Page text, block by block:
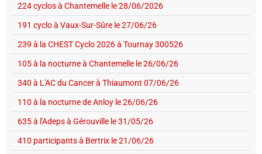
224 cyclos à Chantemelle le 28/06/2026
191 cyclo à Vaux-Sur-Sûre le 27/06/26
239 à la CHEST Cyclo 2026 à Tournay 300526
105 à la nocturne à Chantemelle le 26/06/26
340 à L'AC du Cancer à Thiaumont 07/06/26
110 à la nocturne de Anloy le 26/06/26
635 à l'Adeps à Gérouville le 31/05/26
410 participants à Bertrix le 21/06/26